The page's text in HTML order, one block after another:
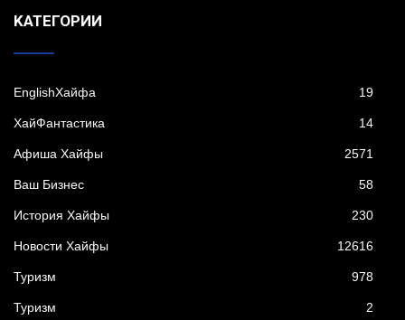
KАТЕГОРИИ
EnglishХайфа 19
XайФантастика 14
Афиша Хайфы 2571
Ваш Бизнес 58
История Хайфы 230
Новости Хайфы 12616
Туризм 978
Туризм 2